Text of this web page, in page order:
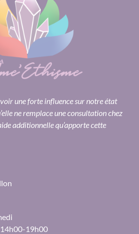
une forte influence sur notre état
ne remplace une consultation chez
additionnelle qu’apporte cette
19h00